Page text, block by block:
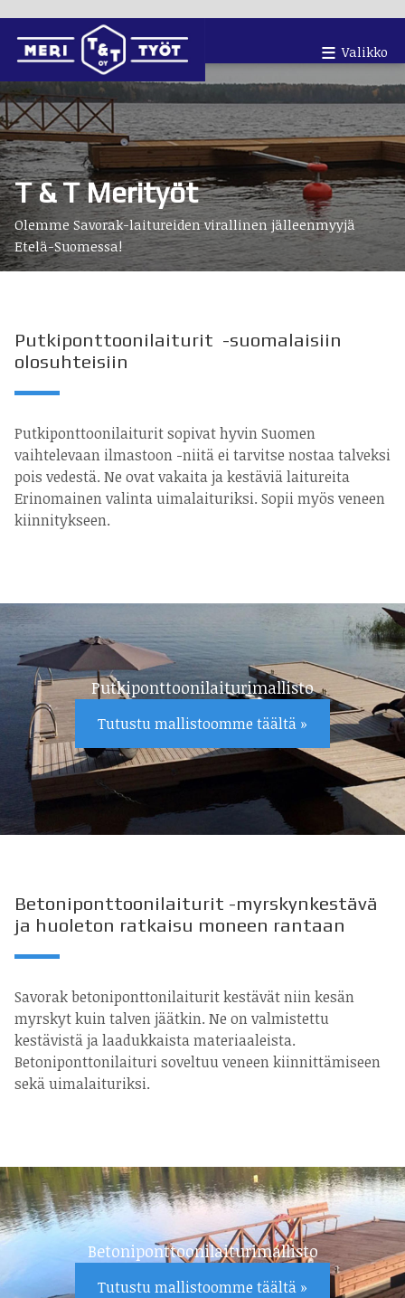
Valikko
Putkiponttonilaiturit
Betoniponttonilaiturit
Satamalaiturit
Laiturin
hankkiminen
Yhteystiedot
T & T Merityöt
Olemme Savorak-laitureiden virallinen jälleenmyyjä
Etelä-Suomessa!
Putkiponttoonilaiturit -suomalaisiin
olosuhteisiin
Putkiponttoonilaiturit sopivat hyvin Suomen
vaihtelevaan ilmastoon -niitä ei tarvitse nostaa talveksi
pois vedestä. Ne ovat vakaita ja kestäviä laitureita
Erinomainen valinta uimalaituriksi. Sopii myös veneen
kiinnitykseen.
Putkiponttoonilaiturimallisto
Tutustu mallistoomme täältä »
Betoniponttoonilaiturit -myrskynkestävä
ja huoleton ratkaisu moneen rantaan
Savorak betoniponttonilaiturit kestävät niin kesän
myrskyt kuin talven jäätkin. Ne on valmistettu
kestävistä ja laadukkaista materiaaleista.
Betoniponttonilaituri soveltuu veneen kiinnittämiseen
sekä uimalaituriksi.
Betoniponttoonilaiturimallisto
Tutustu mallistoomme täältä »